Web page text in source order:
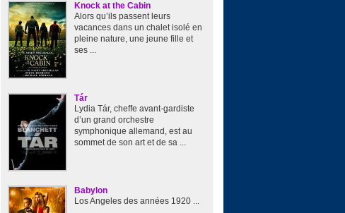
Knock at the Cabin
Alors qu’ils passent leurs
vacances dans un chalet isolé en
pleine nature, une jeune fille et
ses ...
Tár
Lydia Tár, cheffe avant-gardiste
d’un grand orchestre
symphonique allemand, est au
sommet de son art et de sa ...
Babylon
Los Angeles des années 1920 ...